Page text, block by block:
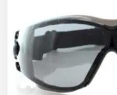
STANAG 4296/2920,EN 166
Φάσμα Προστασίας Φακών
offers a protection in wide
wavelengths DIR 694 LB4 /
LB4.